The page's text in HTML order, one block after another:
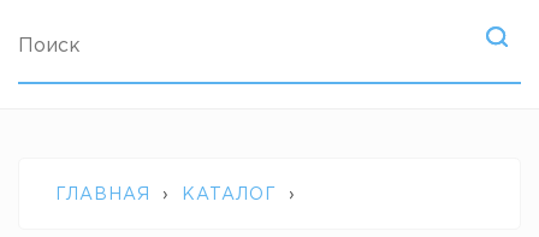
ГЛАВНАЯ › КАТАЛОГ ›